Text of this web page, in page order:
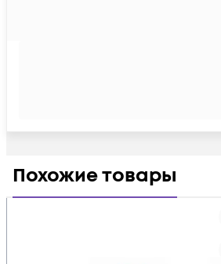
Похожие товары